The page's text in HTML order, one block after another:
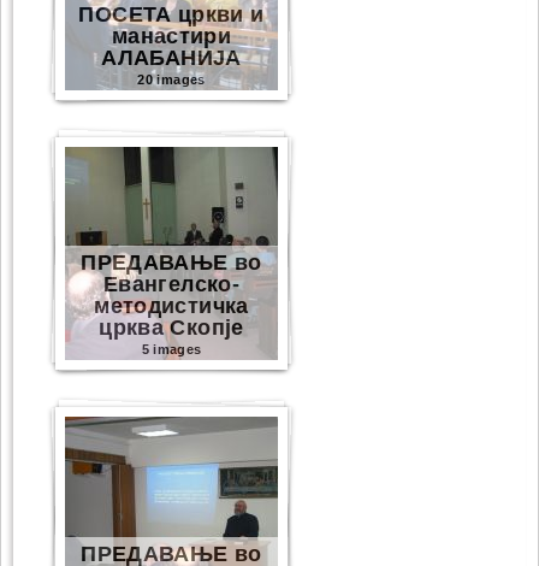
ПОСЕТА цркви и
манастири
АЛАБАНИЈА
20 images
ПРЕДАВАЊЕ во
Евангелско-
методистичка
црква Скопје
5 images
ПРЕДАВАЊЕ во